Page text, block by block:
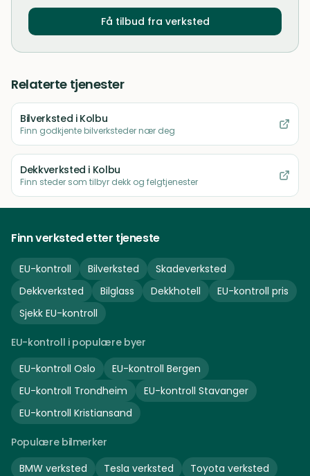
Få tilbud fra verksted
Relaterte tjenester
Bilverksted i Kolbu
Finn godkjente bilverksteder nær deg
Dekkverksted i Kolbu
Finn steder som tilbyr dekk og felgtjenester
Finn verksted etter tjeneste
EU-kontroll Bilverksted
Skadeverksted
Dekkverksted
Bilglass Dekkhotell
EU-kontroll pris
Sjekk EU-kontroll
EU-kontroll i populære byer
EU-kontroll Oslo EU-kontroll Bergen
EU-kontroll Trondheim EU-kontroll Stavanger
EU-kontroll Kristiansand
Populære bilmerker
BMW verksted Tesla verksted Toyota verksted